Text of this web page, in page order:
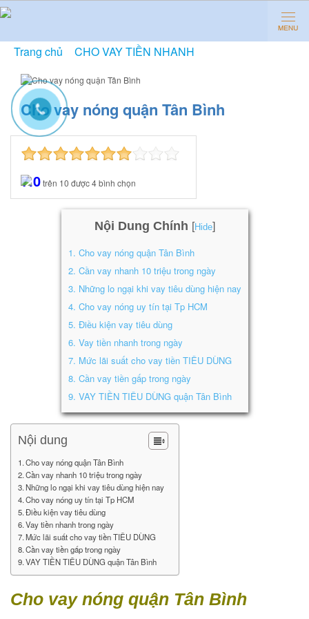
Trang chủ CHO VAY TIỀN NHANH
Cho vay nóng quận Tân Bình
7.0trên 10 được4bình chọn
Nội Dung Chính [Hide]
1. Cho vay nóng quận Tân Bình
2. Cần vay nhanh 10 triệu trong ngày
3. Những lo ngại khi vay tiêu dùng hiện nay
4. Cho vay nóng uy tín tại Tp HCM
5. Điều kiện vay tiêu dùng
6. Vay tiền nhanh trong ngày
7. Mức lãi suất cho vay tiền TIÊU DÙNG
8. Cần vay tiền gấp trong ngày
9. VAY TIỀN TIÊU DÙNG quận Tân Bình
Nội dung
Cho vay nóng quận Tân Bình
Cần vay nhanh 10 triệu trong ngày
Những lo ngại khi vay tiêu dùng hiện nay
Cho vay nóng uy tín tại Tp HCM
Điều kiện vay tiêu dùng
Vay tiền nhanh trong ngày
Mức lãi suất cho vay tiền TIÊU DÙNG
Cần vay tiền gấp trong ngày
VAY TIỀN TIÊU DÙNG quận Tân Bình
Cho vay nóng quận Tân Bình